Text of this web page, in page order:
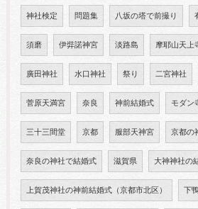
神社検定 問題集 八坂の塔で前撮り
須磨 伊弉諾神宮 淡路島 摩耶山天上
廣田神社 水口神社 祭り 二宮神社
菅原天満宮 奈良 神前結婚式 モダン
三十三間堂 京都 服部天神宮 京都の
奈良の神社で結婚式 滋賀県 大神神社の
上賀茂神社の神前結婚式（京都市北区） 下